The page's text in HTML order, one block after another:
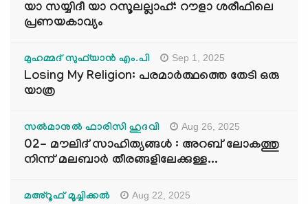
യാ സയ്യിദീ യാ റസൂലല്ലാഹ്: റൗളാ ശരീഫിലെ
പ്രണയകാവ്യം
മുഹമ്മദ് സുഫ്‌യാൻ എം.പി Sep 1, 2025
Losing My Religion: പരമാർത്ഥത്തെ തേടി ഒരു
യാത്ര
സൽമാനുൽ ഫാരിസി ഹുദവി Aug 26, 2025
02- മൗലിദ് സാഹിത്യങ്ങൾ : അറബ് ലോകത്തു
നിന്ന് മലബാർ തീരങ്ങളിലേക്കുള്ള...
മഅ്റൂഫ് മൂച്ചിക്കല്‍ Aug 22, 2025